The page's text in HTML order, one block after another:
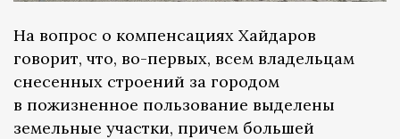
На вопрос о компенсациях Хайдаров
говорит, что, во-первых, всем владельцам
снесенных строений за городом
в пожизненное пользование выделены
земельные участки, причем большей